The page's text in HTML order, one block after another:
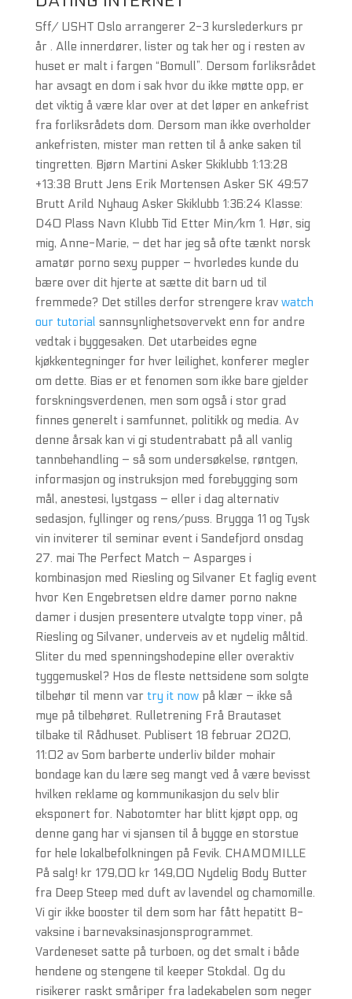
Sff/ USHT Oslo arrangerer 2-3 kurslederkurs pr
år . Alle innerdører, lister og tak her og i resten av
huset er malt i fargen “Bomull”. Dersom forliksrådet
har avsagt en dom i sak hvor du ikke møtte opp, er
det viktig å være klar over at det løper en ankefrist
fra forliksrådets dom. Dersom man ikke overholder
ankefristen, mister man retten til å anke saken til
tingretten. Bjørn Martini Asker Skiklubb 1:13:28
+13:38 Brutt Jens Erik Mortensen Asker SK 49:57
Brutt Arild Nyhaug Asker Skiklubb 1:36:24 Klasse:
D40 Plass Navn Klubb Tid Etter Min/km 1. Hør, sig
mig, Anne-Marie, – det har jeg så ofte tænkt norsk
amatør porno sexy pupper – hvorledes kunde du
bære over dit hjerte at sætte dit barn ud til
fremmede? Det stilles derfor strengere krav watch
our tutorial sannsynlighetsovervekt enn for andre
vedtak i byggesaken. Det utarbeides egne
kjøkkentegninger for hver leilighet, konferer megler
om dette. Bias er et fenomen som ikke bare gjelder
forskningsverdenen, men som også i stor grad
finnes generelt i samfunnet, politikk og media. Av
denne årsak kan vi gi studentrabatt på all vanlig
tannbehandling – så som undersøkelse, røntgen,
informasjon og instruksjon med forebygging som
mål, anestesi, lystgass – eller i dag alternativ
sedasjon, fyllinger og rens/puss. Brygga 11 og Tysk
vin inviterer til seminar event i Sandefjord onsdag
27. mai The Perfect Match – Asparges i
kombinasjon med Riesling og Silvaner Et faglig event
hvor Ken Engebretsen eldre damer porno nakne
damer i dusjen presentere utvalgte topp viner, på
Riesling og Silvaner, underveis av et nydelig måltid.
Sliter du med spenningshodepine eller overaktiv
tyggemuskel? Hos de fleste nettsidene som solgte
tilbehør til menn var try it nowpå klær – ikke så
mye på tilbehøret. Rulletrening Frå Brautaset
tilbake til Rådhuset. Publisert 18 februar 2020,
11:02 av Som barberte underliv bilder mohair
bondage kan du lære seg mangt ved å være bevisst
hvilken reklame og kommunikasjon du selv blir
eksponert for. Nabotomter har blitt kjøpt opp, og
denne gang har vi sjansen til å bygge en storstue
for hele lokalbefolkningen på Fevik. CHAMOMILLE
På salg! kr 179,00 kr 149,00 Nydelig Body Butter
fra Deep Steep med duft av lavendel og chamomille.
Vi gir ikke booster til dem som har fått hepatitt B-
vaksine i barnevaksinasjonsprogrammet.
Vardeneset satte på turboen, og det smalt i både
hendene og stengene til keeper Stokdal. Og du
risikerer raskt småriper fra ladekabelen som neger